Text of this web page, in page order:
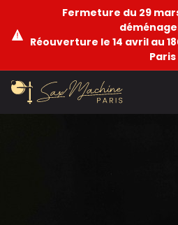
Fermeture du 29
Réouverture le 14 avril au
Paris